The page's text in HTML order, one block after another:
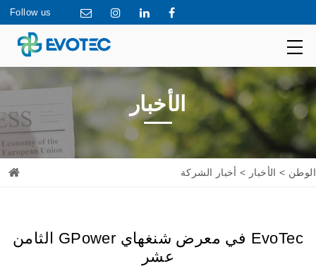
Follow us
الأخبار
الوطن > الأخبار > أخبار الشركة
EvoTec في معرض شنغهاي GPower الثامن
عشر